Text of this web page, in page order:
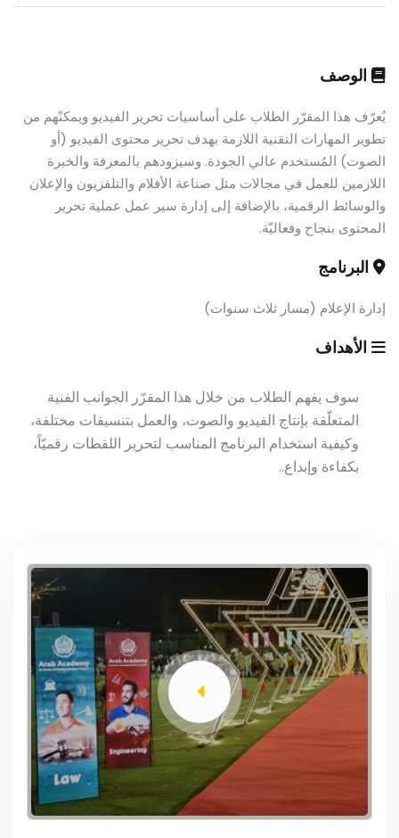
الوصف
يُعرّف هذا المقرّر الطلاب على أساسيات تحرير الفيديو ويمكنّهم من
تطوير المهارات التقنية اللازمة بهدف تحرير محتوى الفيديو (أو
الصوت) المُستخدم عالي الجودة. وسيزودهم بالمعرفة والخبرة
اللازمين للعمل في مجالات مثل صناعة الأفلام والتلفزيون والإعلان
والوسائط الرقمية، بالإضافة إلى إدارة سير عمل عملية تحرير
المحتوى بنجاح وفعاليّة.
البرنامج
إدارة الإعلام (مسار ثلاث سنوات)
الأهداف
سوف يفهم الطلاب من خلال هذا المقرّر الجوانب الفنية
المتعلّقة بإنتاج الفيديو والصوت، والعمل بتنسيقات مختلفة،
وكيفية استخدام البرنامج المناسب لتحرير اللقطات رقميّاً،
بكفاءة وإبداع..